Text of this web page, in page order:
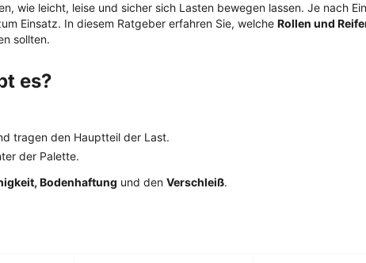
wie leicht, leise und sicher sich Lasten bewegen lassen. Je nach
Einsatz. In diesem Ratgeber erfahren Sie, welche Rollen und
sollten.
es?
tragen den Hauptteil der Last.
der Palette.
Bodenhaftung und den Verschleiß.